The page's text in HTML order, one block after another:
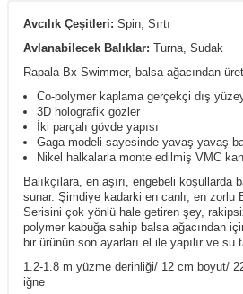
Avcılık Çeşitleri: Spin, Sırtı
Avlanabilecek Balıklar: Turna, Sudak
Rapala Bx Swimmer, balsa ağacından
Co-polymer kaplama gerçekçi dış
3D holografik gözler
İki parçalı gövde yapısı
Gaga modeli sayesinde yavaş yavaş
Nikel halkalarla monte edilmiş VMC
Balıkçılara, en aşırı, engebeli koşullarda
sunar. Şimdiye kadarki en canlı, en
Serisini çok yönlü hale getiren şey,
polymer kabuğa sahip balsa ağacından
bir ürünün son ayarları el ile yapılır ve su
1.2-1.8 m yüzme derinliği/ 12 cm boyut/
iğne